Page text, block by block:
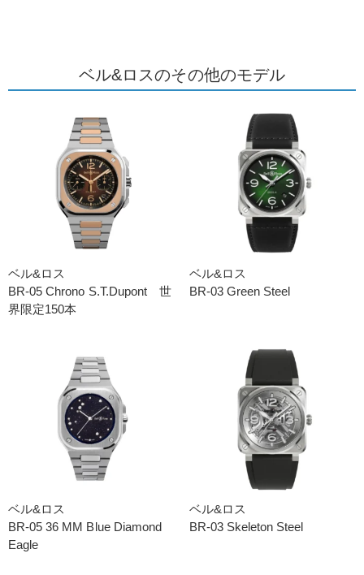
ベル&ロスのその他のモデル
ベル&ロス
BR-05 Chrono S.T.Dupont 世
界限定150本
ベル&ロス
BR-03 Green Steel
ベル&ロス
BR-05 36 MM Blue Diamond
Eagle
ベル&ロス
BR-03 Skeleton Steel